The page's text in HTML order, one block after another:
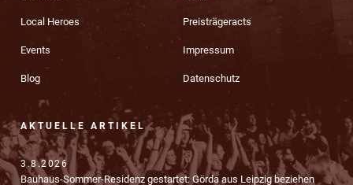
Local Heroes
Events
Blog
Preisträgeracts
Impressum
Datenschutz
AKTUELLE ARTIKEL
3.8.2026
Bauhaus-Sommer-Residenz gestartet: Görda aus Leipzig beziehen